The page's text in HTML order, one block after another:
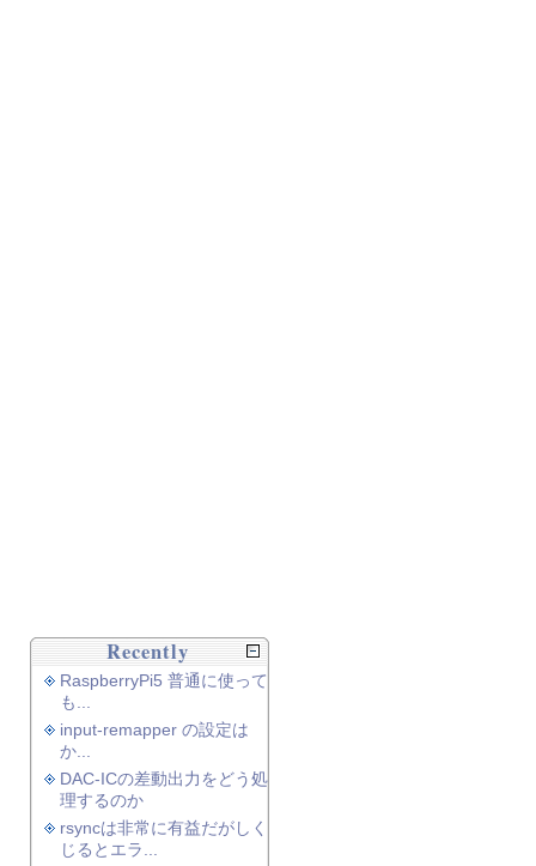
Recently
RaspberryPi5 普通に使って
も...
input-remapper の設定は
か...
DAC-ICの差動出力をどう処
理するのか
rsyncは非常に有益だがしく
じるとエラ...